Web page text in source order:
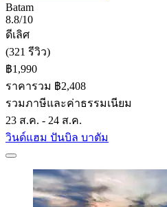
Batam
8.8/10
ดีเลิศ
(321 รีวิว)
฿1,990
ราคารวม ฿2,408
รวมภาษีและค่าธรรมเนียม
23 ส.ค. - 24 ส.ค.
วินด์แฮม ปันบิล บาตัม